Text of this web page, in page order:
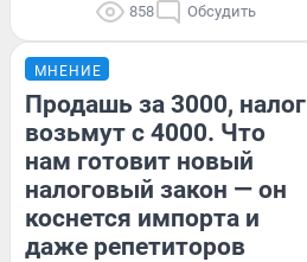
858 Обсудить
МНЕНИЕ
Продашь за 3000, налог
возьмут с 4000. Что
нам готовит новый
налоговый закон — он
коснется импорта и
даже репетиторов